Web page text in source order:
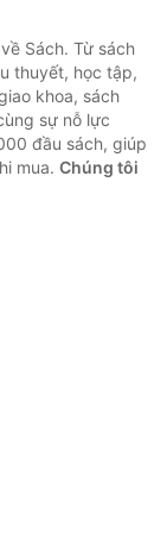
Sách. Từ sách
thuyết, học tập,
khoa, sách
sự nỗ lực
đầu sách, giúp
mua. Chúng tôi